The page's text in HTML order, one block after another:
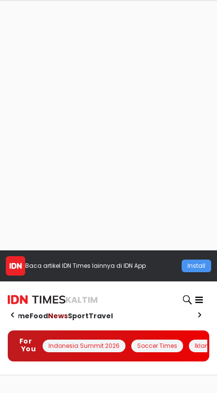
Baca artikel IDN Times lainnya di IDN App Install
KALTIM
HomeFoodNewsSportTravel
For
You
Indonesia Summit 2026 Soccer Times Iklanin